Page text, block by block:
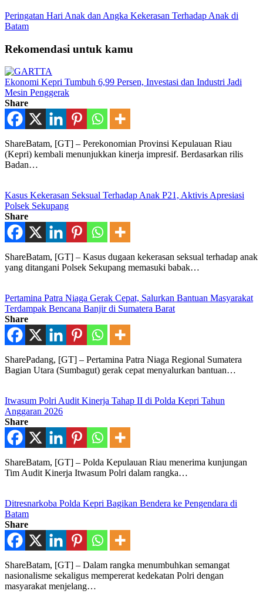
Peringatan Hari Anak dan Angka Kekerasan Terhadap Anak di
Batam
Rekomendasi untuk kamu
Ekonomi Kepri Tumbuh 6,99 Persen, Investasi dan Industri Jadi
Mesin Penggerak
Share
ShareBatam, [GT] – Perekonomian Provinsi Kepulauan Riau
(Kepri) kembali menunjukkan kinerja impresif. Berdasarkan rilis
Badan…
Kasus Kekerasan Seksual Terhadap Anak P21, Aktivis Apresiasi
Polsek Sekupang
Share
ShareBatam, [GT] – Kasus dugaan kekerasan seksual terhadap anak
yang ditangani Polsek Sekupang memasuki babak…
Pertamina Patra Niaga Gerak Cepat, Salurkan Bantuan Masyarakat
Terdampak Bencana Banjir di Sumatera Barat
Share
SharePadang, [GT] – Pertamina Patra Niaga Regional Sumatera
Bagian Utara (Sumbagut) gerak cepat menyalurkan bantuan…
Itwasum Polri Audit Kinerja Tahap II di Polda Kepri Tahun
Anggaran 2026
Share
ShareBatam, [GT] – Polda Kepulauan Riau menerima kunjungan
Tim Audit Kinerja Itwasum Polri dalam rangka…
Ditresnarkoba Polda Kepri Bagikan Bendera ke Pengendara di
Batam
Share
ShareBatam, [GT] – Dalam rangka menumbuhkan semangat
nasionalisme sekaligus mempererat kedekatan Polri dengan
masyarakat menjelang…